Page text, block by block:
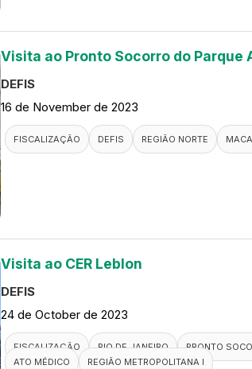
Visita ao Pronto Socorro do Parque
DEFIS
16 de November de 2023
FISCALIZAÇÃO DEFIS REGIÃO NORTE
Visita ao CER Leblon
DEFIS
24 de October de 2023
FISCALIZAÇÃO RIO DE JANEIRO PRONTO
ATO MÉDICO
REGIÃO METROPOLITANA I